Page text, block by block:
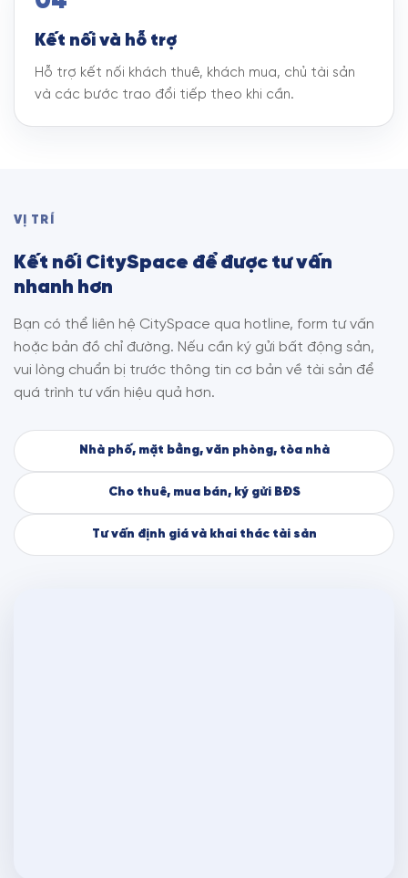
Kết nối và hỗ trợ
Hỗ trợ kết nối khách thuê, khách mua, chủ tài sản
và các bước trao đổi tiếp theo khi cần.
VỊ TRÍ
Kết nối CitySpace để được tư vấn
nhanh hơn
Bạn có thể liên hệ CitySpace qua hotline, form tư vấn
hoặc bản đồ chỉ đường. Nếu cần ký gửi bất động sản,
vui lòng chuẩn bị trước thông tin cơ bản về tài sản để
quá trình tư vấn hiệu quả hơn.
Nhà phố, mặt bằng, văn phòng, tòa nhà
Cho thuê, mua bán, ký gửi BĐS
Tư vấn định giá và khai thác tài sản